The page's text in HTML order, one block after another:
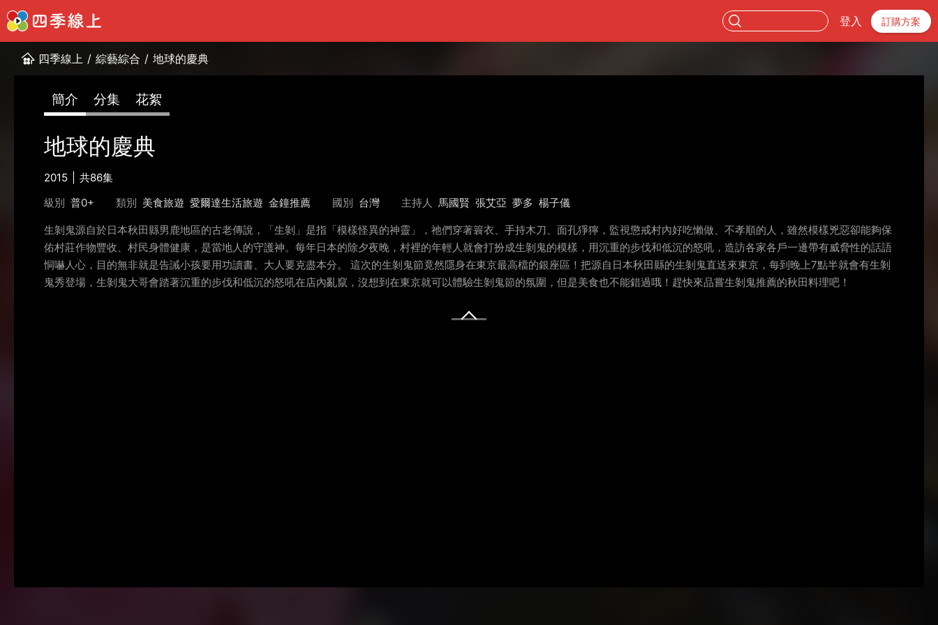
登入 訂購方案
四季線上 / 綜藝綜合 / 地球的慶典
簡介 分集 花絮
地球的慶典
2015
共86集
級別 普0+ 類別 美食旅遊 愛爾達生活旅遊 金鐘推薦 國別 台灣 主持人 馬國賢 張艾亞 夢多 楊子儀
生剝鬼源自於日本秋田縣男鹿地區的古老傳說，「生剝」是指「模樣怪異的神靈」，祂們穿著簑衣、手持木刀、面孔猙獰，監視懲戒村內好吃懶做、不孝順的人，雖然模樣兇惡卻能夠保
佑村莊作物豐收、村民身體健康，是當地人的守護神。每年日本的除夕夜晚，村裡的年輕人就會打扮成生剝鬼的模樣，用沉重的步伐和低沉的怒吼，造訪各家各戶一邊帶有威脅性的話語
恫嚇人心，目的無非就是告誡小孩要用功讀書、大人要克盡本分。 這次的生剝鬼節竟然隱身在東京最高檔的銀座區！把源自日本秋田縣的生剝鬼直送來東京，每到晚上7點半就會有生剝
鬼秀登場，生剝鬼大哥會踏著沉重的步伐和低沉的怒吼在店內亂竄，沒想到在東京就可以體驗生剝鬼節的氛圍，但是美食也不能錯過哦！趕快來品嘗生剝鬼推薦的秋田料理吧！